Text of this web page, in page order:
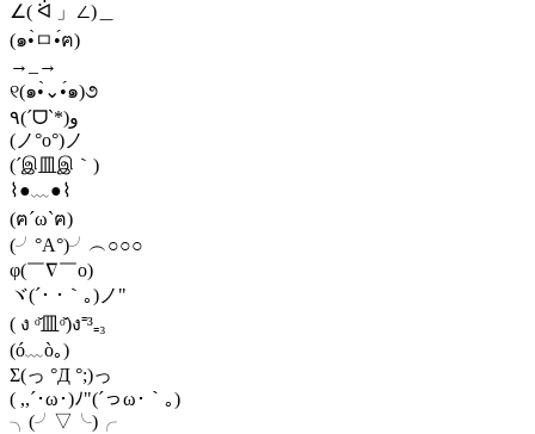
∠( ᐛ 」∠)＿
(๑•̀ㅁ•́ฅ)
→_→
୧(๑•̀⌄•́๑)૭
٩(ˊᗜˋ*)و
(ノ°ο°)ノ
(´இ皿இ｀)
⌇●﹏●⌇
(ฅ´ω`ฅ)
(╯°A°)╯︵○○○
φ(￣∇￣o)
ヾ(´･ ･｀｡)ノ"
( ง ᵒ̌皿ᵒ̌)ง⁼³₌₃
(ó﹏ò｡)
Σ(っ °Д °;)っ
( ,,´･ω･)ﾉ"(´っω･｀｡)
╮(╯▽╰)╭